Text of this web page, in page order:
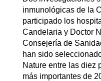
inmunológicas de la
participado los
Candelaria y Doctor
Consejería de
han sido
Nature entre las diez
más importantes de